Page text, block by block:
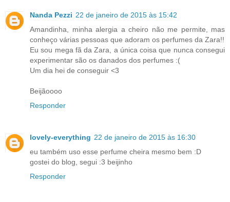
Nanda Pezzi 22 de janeiro de 2015 às 15:42
Amandinha, minha alergia a cheiro não me permite, mas
conheço várias pessoas que adoram os perfumes da Zara!!
Eu sou mega fã da Zara, a única coisa que nunca consegui
experimentar são os danados dos perfumes :(
Um dia hei de conseguir <3
Beijãoooo
Responder
lovely-everything 22 de janeiro de 2015 às 16:30
eu também uso esse perfume cheira mesmo bem :D
gostei do blog, segui :3 beijinho
Responder